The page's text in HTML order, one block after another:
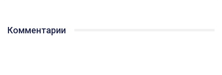
Комментарии